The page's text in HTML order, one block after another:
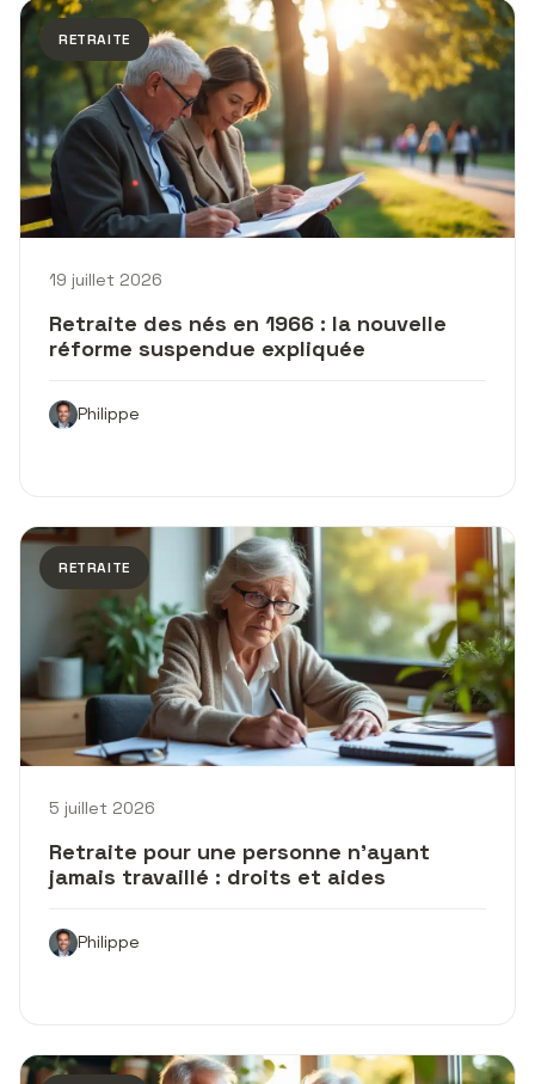
RETRAITE
19 juillet 2026
Retraite des nés en 1966 : la nouvelle
réforme suspendue expliquée
Philippe
RETRAITE
5 juillet 2026
Retraite pour une personne n’ayant
jamais travaillé : droits et aides
Philippe